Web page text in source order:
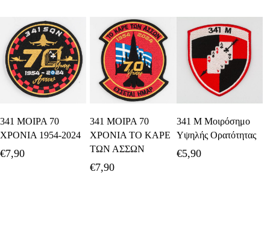
Καλάθι
341 ΜΟΙΡΑ 70
ΧΡΟΝΙΑ 1954-2024
€7,90
Καλάθι
341 ΜΟΙΡΑ 70
ΧΡΟΝΙΑ ΤΟ ΚΑΡΕ
ΤΩΝ ΑΣΣΩΝ
€7,90
Προσθήκη Στο
Καλάθι
341 Μ Μοιρόσημο
Υψηλής Ορατότητας
€5,90